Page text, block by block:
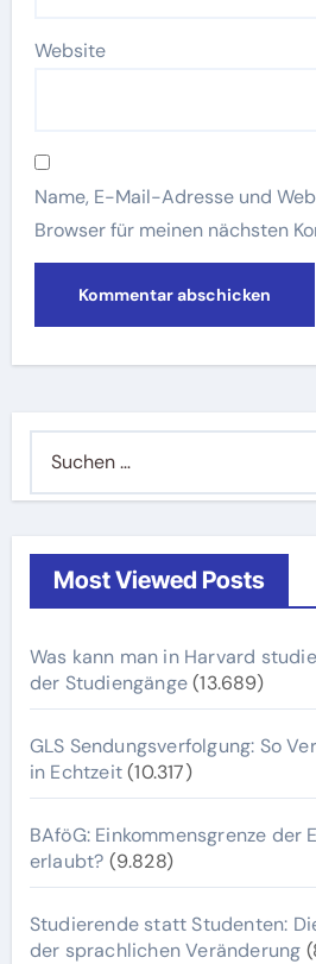
Website
Name, E-Mail-Adresse und
Browser für meinen nächsten
nach:
Most Viewed Posts
Was kann man in Harvard
der Studiengänge (13.689)
GLS Sendungsverfolgung: So
in Echtzeit (10.317)
BAföG: Einkommensgrenze der
erlaubt? (9.828)
Studierende statt Studenten:
der sprachlichen Veränderung